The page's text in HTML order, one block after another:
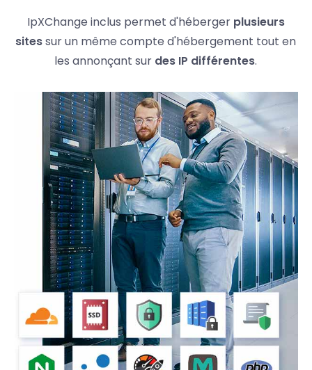
IpXChange inclus permet d'héberger plusieurs
sitessur un même compte d'hébergement tout en
les annonçant sur des IP différentes.